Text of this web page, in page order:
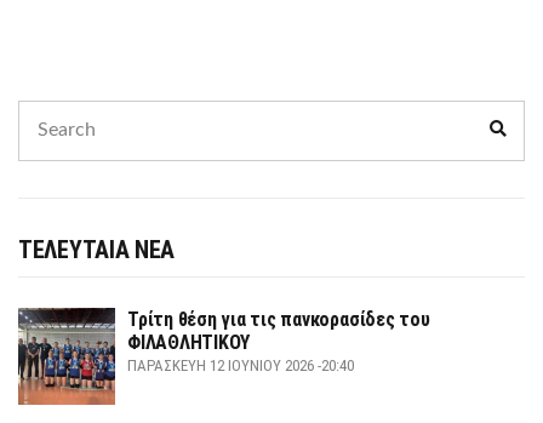
for:
ΤΕΛΕΥΤΑΙΑ ΝΕΑ
Τρίτη θέση για τις πανκορασίδες του
ΦΙΛΑΘΛΗΤΙΚΟΥ
ΠΑΡΑΣΚΕΥΉ 12 ΙΟΥΝΊΟΥ 2026 -20:40